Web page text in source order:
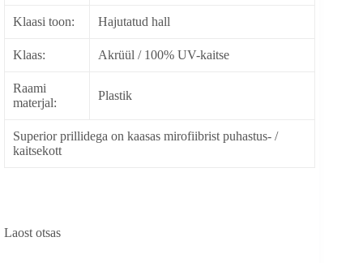
Klaasi toon: Hajutatud hall
Klaas: Akrüül / 100% UV-kaitse
Raami
materjal:
Plastik
Superior prillidega on kaasas mirofiibrist puhastus- /
kaitsekott
Laost otsas